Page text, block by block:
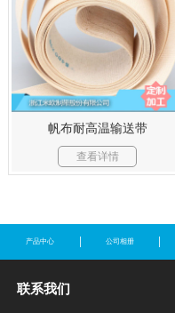
帆布耐高温输送带
查看详情
产品中心 公司相册
联系我们